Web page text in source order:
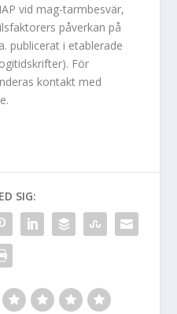
vid mag-tarmbesvär,
påverkan på
publicerat i etablerade
För
kontakt med
SIG: